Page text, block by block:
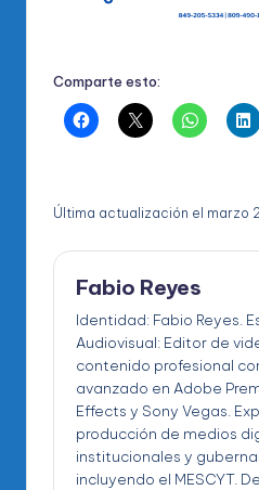
Comparte esto:
Última actualización el marzo
Fabio Reyes
Identidad: Fabio Reyes.
Audiovisual: Editor de
contenido profesional
avanzado en Adobe
Effects y Sony Vegas.
producción de medios
institucionales y
incluyendo el MESCYT.